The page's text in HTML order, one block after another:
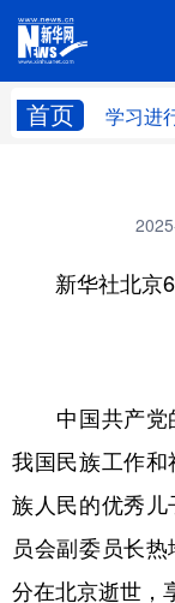
首页 学习进
台湾
访谈
学术中国
新华社北京6
中国共产党的
我国民族工作
族人民的优秀
员会副委员长
分在北京逝世，